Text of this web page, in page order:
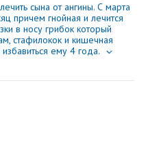
сына от ангины. С марта
причем гнойная и лечится
в носу грибок который
стафилокок и кишечная
ему 4 года.